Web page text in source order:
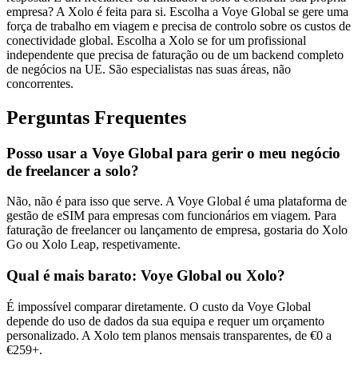
empresa? A Xolo é feita para si. Escolha a Voye Global se gere uma
força de trabalho em viagem e precisa de controlo sobre os custos de
conectividade global. Escolha a Xolo se for um profissional
independente que precisa de faturação ou de um backend completo
de negócios na UE. São especialistas nas suas áreas, não
concorrentes.
Perguntas Frequentes
Posso usar a Voye Global para gerir o meu negócio
de freelancer a solo?
Não, não é para isso que serve. A Voye Global é uma plataforma de
gestão de eSIM para empresas com funcionários em viagem. Para
faturação de freelancer ou lançamento de empresa, gostaria do Xolo
Go ou Xolo Leap, respetivamente.
Qual é mais barato: Voye Global ou Xolo?
É impossível comparar diretamente. O custo da Voye Global
depende do uso de dados da sua equipa e requer um orçamento
personalizado. A Xolo tem planos mensais transparentes, de €0 a
€259+.